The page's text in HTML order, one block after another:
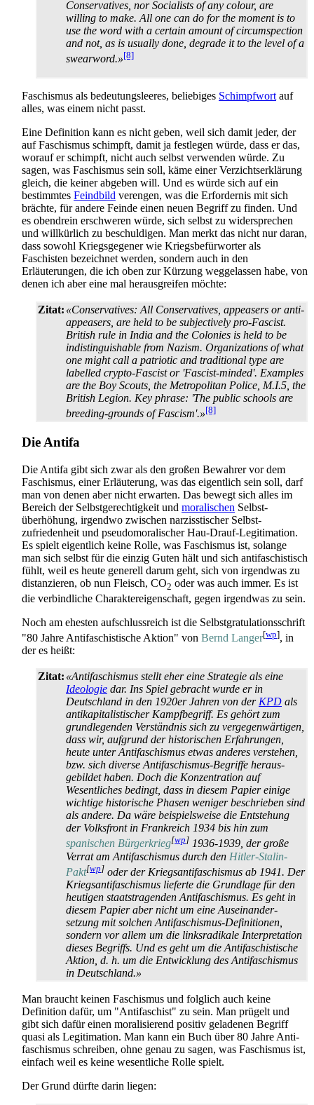
Conservatives, nor Socialists of any colour, are
willing to make. All one can do for the moment is to
use the word with a certain amount of circumspection
and not, as is usually done, degrade it to the level of a
swearword.»[8]
Faschismus als bedeutungsleeres, beliebiges Schimpfwort auf
alles, was einem nicht passt.
Eine Definition kann es nicht geben, weil sich damit jeder, der
auf Faschismus schimpft, damit ja festlegen würde, dass er das,
worauf er schimpft, nicht auch selbst verwenden würde. Zu
sagen, was Faschismus sein soll, käme einer Verzichts­erklärung
gleich, die keiner abgeben will. Und es würde sich auf ein
bestimmtes Feindbild verengen, was die Erfordernis mit sich
brächte, für andere Feinde einen neuen Begriff zu finden. Und
es obendrein erschweren würde, sich selbst zu widersprechen
und willkürlich zu beschuldigen. Man merkt das nicht nur daran,
dass sowohl Kriegs­gegener wie Kriegs­befürworter als
Faschisten bezeichnet werden, sondern auch in den
Erläuterungen, die ich oben zur Kürzung weggelassen habe, von
denen ich aber eine mal heraus­greifen möchte:
Zitat: «Conservatives: All Conservatives, appeasers or anti-
appeasers, are held to be subjectively pro-Fascist.
British rule in India and the Colonies is held to be
indistinguishable from Nazism. Organizations of what
one might call a patriotic and traditional type are
labelled crypto-Fascist or 'Fascist-minded'. Examples
are the Boy Scouts, the Metropolitan Police, M.I.5, the
British Legion. Key phrase: 'The public schools are
breeding-grounds of Fascism'.»[8]
Die Antifa
Die Antifa gibt sich zwar als den großen Bewahrer vor dem
Faschismus, einer Erläuterung, was das eigentlich sein soll, darf
man von denen aber nicht erwarten. Das bewegt sich alles im
Bereich der Selbst­gerechtigkeit und moralischen Selbst­
überhöhung, irgendwo zwischen narzisstischer Selbst­
zufriedenheit und pseudo­moralischer Hau-Drauf-Legitimation.
Es spielt eigentlich keine Rolle, was Faschismus ist, solange
man sich selbst für die einzig Guten hält und sich antifaschistisch
fühlt, weil es heute generell darum geht, sich von irgendwas zu
distanzieren, ob nun Fleisch, CO2 oder was auch immer. Es ist
die verbindliche Charakter­eigenschaft, gegen irgendwas zu sein.
Noch am ehesten aufschlussreich ist die Selbstgratulationsschrift
"80 Jahre Antifaschistische Aktion" von Bernd Langer[wp], in
der es heißt:
Zitat: «Antifaschismus stellt eher eine Strategie als eine
Ideologie dar. Ins Spiel gebracht wurde er in
Deutschland in den 1920er Jahren von derKPD als
anti­kapitalistischer Kampfbegriff. Es gehört zum
grundlegenden Verständnis sich zu vergegenwärtigen,
dass wir, aufgrund der historischen Erfahrungen,
heute unter Anti­faschismus etwas anderes verstehen,
bzw. sich diverse Anti­faschismus-Begriffe heraus­
gebildet haben. Doch die Konzentration auf
Wesentliches bedingt, dass in diesem Papier einige
wichtige historische Phasen weniger beschrieben sind
als andere. Da wäre beispielsweise die Entstehung
der Volksfront in Frankreich 1934 bis hin zum
spanischen Bürgerkrieg[wp] 1936-1939, der große
Verrat am Anti­faschismus durch den Hitler-Stalin-
Pakt[wp] oder der Kriegs­antifaschismus ab 1941. Der
Kriegs­antifaschismus lieferte die Grundlage für den
heutigen staats­tragenden Anti­faschismus. Es geht in
diesem Papier aber nicht um eine Aus­einander­
setzung mit solchen Antifaschismus-Definitionen,
sondern vor allem um die links­radikale Interpretation
dieses Begriffs. Und es geht um die Antifaschistische
Aktion, d. h. um die Entwicklung des Antifaschismus
in Deutschland.»
Man braucht keinen Faschismus und folglich auch keine
Definition dafür, um "Antifaschist" zu sein. Man prügelt und
gibt sich dafür einen moralisierend positiv geladenen Begriff
quasi als Legitimation. Man kann ein Buch über 80 Jahre Anti­
faschismus schreiben, ohne genau zu sagen, was Faschismus ist,
einfach weil es keine wesentliche Rolle spielt.
Der Grund dürfte darin liegen: